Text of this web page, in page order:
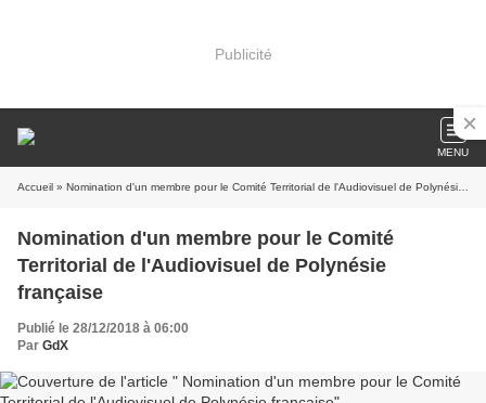
Publicité
MENU
Accueil » Nomination d'un membre pour le Comité Territorial de l'Audiovisuel de Polynésie française
Nomination d'un membre pour le Comité
Territorial de l'Audiovisuel de Polynésie
française
Publié le 28/12/2018 à 06:00
Par GdX